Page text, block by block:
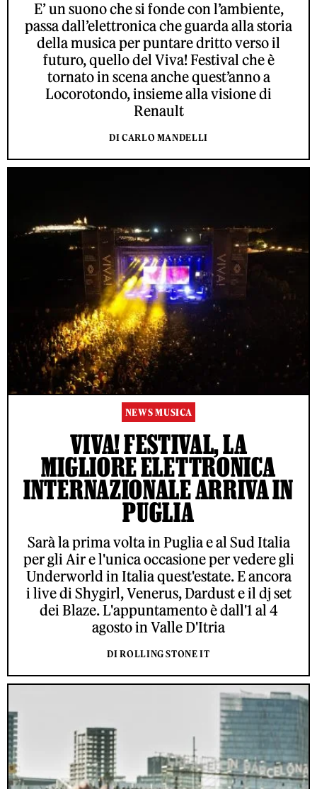
E’ un suono che si fonde con l’ambiente,
passa dall’elettronica che guarda alla storia
della musica per puntare dritto verso il
futuro, quello del Viva! Festival che è
tornato in scena anche quest’anno a
Locorotondo, insieme alla visione di
Renault
DI CARLO MANDELLI
NEWS MUSICA
VIVA! FESTIVAL, LA
MIGLIORE ELETTRONICA
INTERNAZIONALE ARRIVA IN
PUGLIA
Sarà la prima volta in Puglia e al Sud Italia
per gli Air e l'unica occasione per vedere gli
Underworld in Italia quest'estate. E ancora
i live di Shygirl, Venerus, Dardust e il dj set
dei Blaze. L'appuntamento è dall'1 al 4
agosto in Valle D'Itria
DI ROLLING STONE IT